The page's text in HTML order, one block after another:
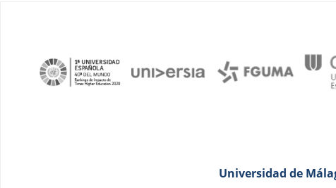
Universidad de